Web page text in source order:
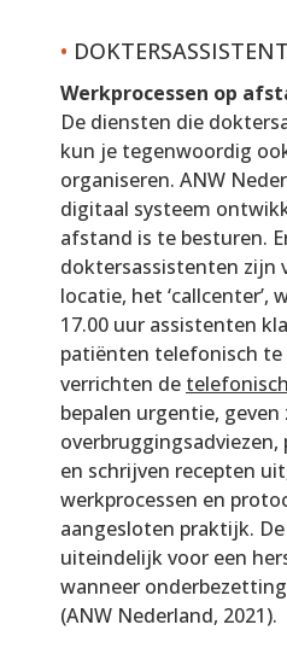
• DOKTERSASSISTENT
Werkprocessen op
De diensten die
kun je tegenwoordig
organiseren. ANW
digitaal systeem
afstand is te besturen.
doktersassistenten zijn
locatie, het ‘callcenter’,
17.00 uur assistenten
patiënten telefonisch
verrichten de
bepalen urgentie,
en schrijven recepten
werkprocessen en
aangesloten praktijk.
uiteindelijk voor een
wanneer
(ANW Nederland, 2021).